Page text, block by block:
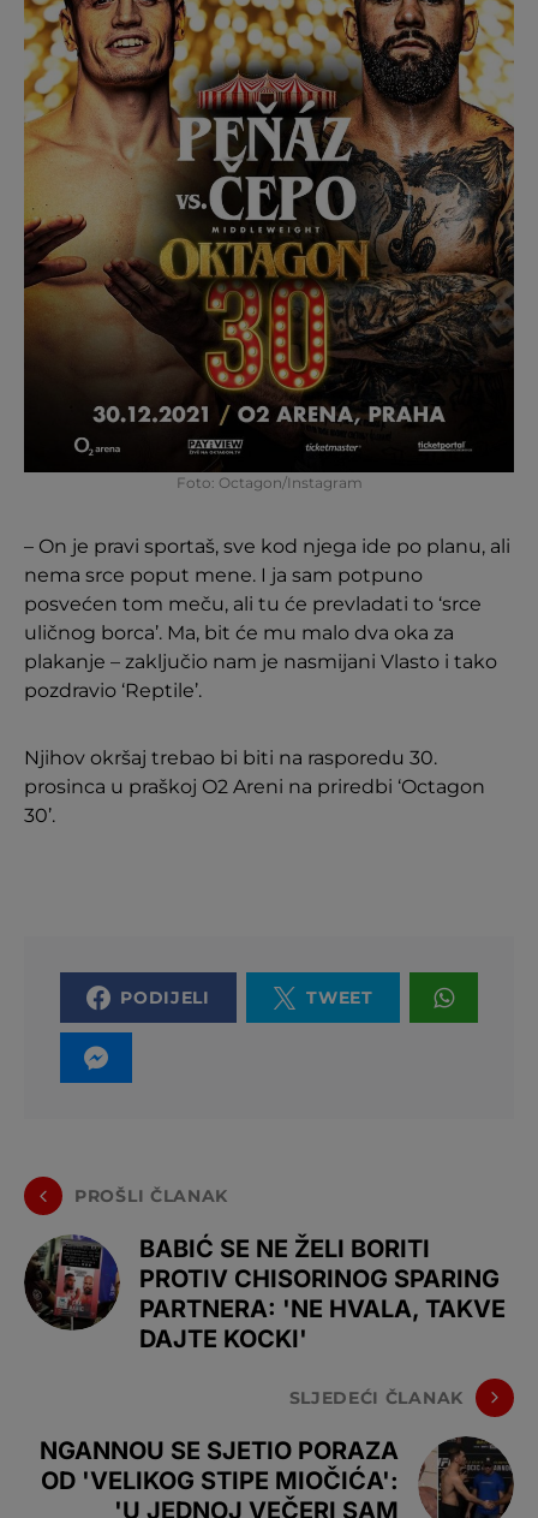
Foto: Octagon/Instagram
– On je pravi sportaš, sve kod njega ide po planu, ali
nema srce poput mene. I ja sam potpuno
posvećen tom meču, ali tu će prevladati to ‘srce
uličnog borca’. Ma, bit će mu malo dva oka za
plakanje – zaključio nam je nasmijani Vlasto i tako
pozdravio ‘Reptile’.
Njihov okršaj trebao bi biti na rasporedu 30.
prosinca u praškoj O2 Areni na priredbi ‘Octagon
30’.
PODIJELI TWEET
PROŠLI ČLANAK
BABIĆ SE NE ŽELI BORITI
PROTIV CHISORINOG SPARING
PARTNERA: 'NE HVALA, TAKVE
DAJTE KOCKI'
SLJEDEĆI ČLANAK
NGANNOU SE SJETIO PORAZA
OD 'VELIKOG STIPE MIOČIĆA':
'U JEDNOJ VEČERI SAM